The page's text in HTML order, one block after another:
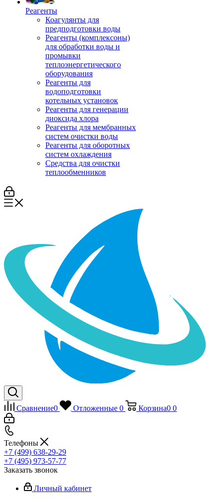
Реагенты
Коагулянты для
предподготовки воды
Реагенты (комплексоны)
для обработки воды и
промывки
теплоэнергетического
оборудования
Реагенты для
водоподготовки
котельных установок
Реагенты для генерации
диоксида хлора
Реагенты для мембранных
систем очистки воды
Реагенты для оборотных
систем охлаждения
Средства для очистки
теплообменников
Сравнение0 Отложенные 0 Корзина0 0
Телефоны
+7 (499) 638-29-29
+7 (495) 973-57-77
Заказать звонок
Личный кабинет